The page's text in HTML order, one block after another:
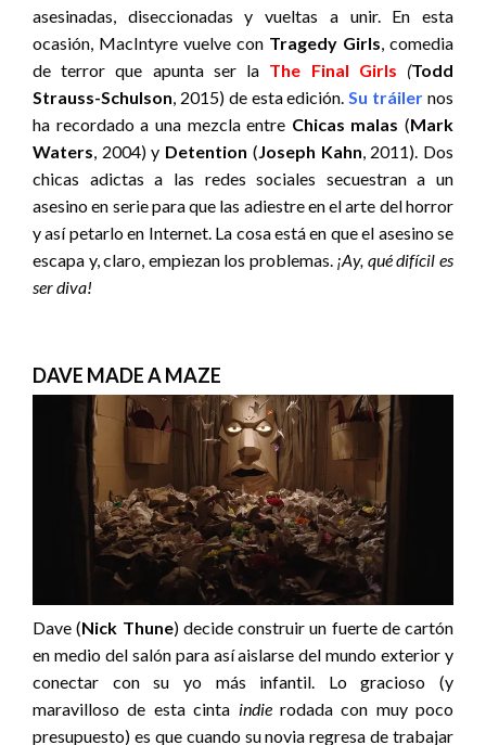
asesinadas, diseccionadas y vueltas a unir. En esta
ocasión, MacIntyre vuelve con Tragedy Girls , comedia
de terror que apunta ser la The Final Girls (Todd
Strauss-Schulson , 2015) de esta edición. Su tráiler nos
ha recordado a una mezcla entre Chicas malas (Mark
Waters , 2004) y Detention ( Joseph Kahn , 2011). Dos
chicas adictas a las redes sociales secuestran a un
asesino en serie para que las adiestre en el arte del horror
y así petarlo en Internet. La cosa está en que el asesino se
escapa y, claro, empiezan los problemas. ¡Ay, qué difícil es
ser diva!
DAVE MADE A MAZE
Dave (Nick Thune) decide construir un fuerte de cartón
en medio del salón para así aislarse del mundo exterior y
conectar con su yo más infantil. Lo gracioso (y
maravilloso de esta cinta indierodada con muy poco
presupuesto) es que cuando su novia regresa de trabajar